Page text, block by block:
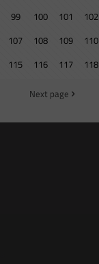
99 100 101 102
107 108 109 110
115 116 117 118
Next page